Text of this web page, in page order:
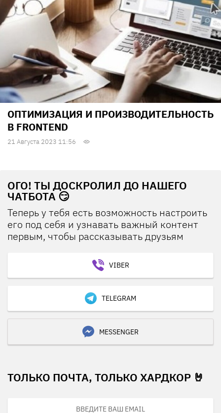
ОПТИМИЗАЦИЯ И ПРОИЗВОДИТЕЛЬНОСТЬ
В FRONTEND
21 Августа 2023 11:56
ОГО! ТЫ ДОСКРОЛИЛ ДО НАШЕГО
ЧАТБОТА 😏
Теперь у тебя есть возможность настроить
его под себя и узнавать важный контент
первым, чтобы рассказывать друзьям
VIBER
TELEGRAM
MESSENGER
ТОЛЬКО ПОЧТА, ТОЛЬКО ХАРДКОР 🤘